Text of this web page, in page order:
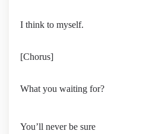
I think to myself.
[Chorus]
What you waiting for?
You’ll never be sure